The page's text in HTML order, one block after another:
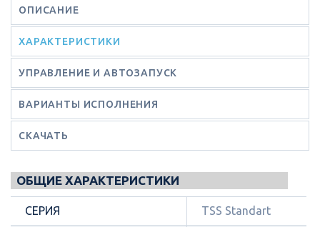
ОПИСАНИЕ
ХАРАКТЕРИСТИКИ
УПРАВЛЕНИЕ И АВТОЗАПУСК
ВАРИАНТЫ ИСПОЛНЕНИЯ
СКАЧАТЬ
ОБЩИЕ ХАРАКТЕРИСТИКИ
СЕРИЯ TSS Standart